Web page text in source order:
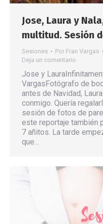
Jose, Laura y
multitud. Sesión
Sesiones Por Fran Vargas
Deja un comentario
Jose y
VargasFotógrafo de
antes de Navidad,
conmigo. Quería
sesión de fotos de
este reportaje también
7 añitos. La tarde
que…